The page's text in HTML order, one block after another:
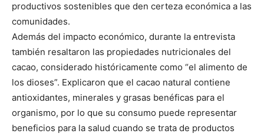
productivos sostenibles que den certeza económica a las
comunidades.
Además del impacto económico, durante la entrevista
también resaltaron las propiedades nutricionales del
cacao, considerado históricamente como “el alimento de
los dioses”. Explicaron que el cacao natural contiene
antioxidantes, minerales y grasas benéficas para el
organismo, por lo que su consumo puede representar
beneficios para la salud cuando se trata de productos